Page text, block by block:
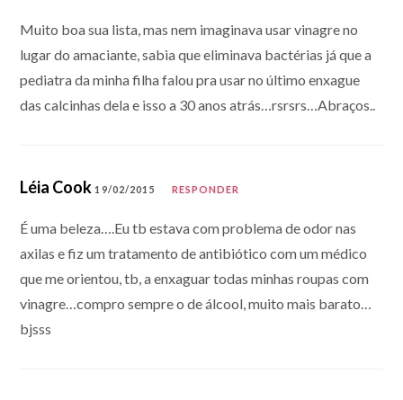
Muito boa sua lista, mas nem imaginava usar vinagre no
lugar do amaciante, sabia que eliminava bactérias já que a
pediatra da minha filha falou pra usar no último enxague
das calcinhas dela e isso a 30 anos atrás…rsrsrs…Abraços..
Léia Cook 19/02/2015 RESPONDER
É uma beleza….Eu tb estava com problema de odor nas
axilas e fiz um tratamento de antibiótico com um médico
que me orientou, tb, a enxaguar todas minhas roupas com
vinagre…compro sempre o de álcool, muito mais barato…
bjsss